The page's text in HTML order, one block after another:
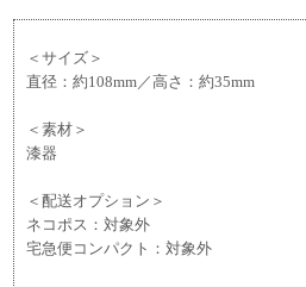
＜サイズ＞
直径：約108mm／高さ：約35mm
＜素材＞
漆器
＜配送オプション＞
ネコポス：対象外
宅急便コンパクト：対象外